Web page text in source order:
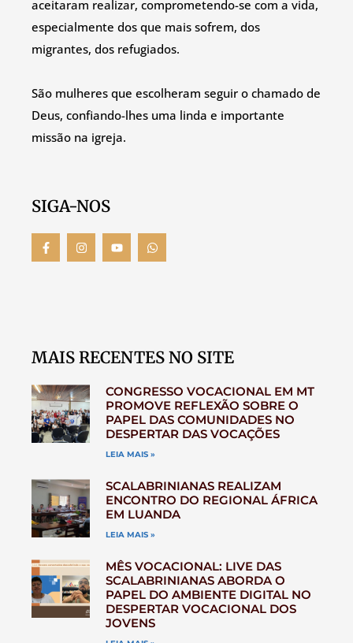
aceitaram realizar, comprometendo-se com a vida,
especialmente dos que mais sofrem, dos
migrantes, dos refugiados.
São mulheres que escolheram seguir o chamado de
Deus, confiando-lhes uma linda e importante
missão na igreja.
SIGA-NOS
MAIS RECENTES NO SITE
CONGRESSO VOCACIONAL EM MT
PROMOVE REFLEXÃO SOBRE O
PAPEL DAS COMUNIDADES NO
DESPERTAR DAS VOCAÇÕES
LEIA MAIS »
SCALABRINIANAS REALIZAM
ENCONTRO DO REGIONAL ÁFRICA
EM LUANDA
LEIA MAIS »
MÊS VOCACIONAL: LIVE DAS
SCALABRINIANAS ABORDA O
PAPEL DO AMBIENTE DIGITAL NO
DESPERTAR VOCACIONAL DOS
JOVENS